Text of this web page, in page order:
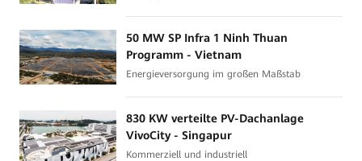
50 MW SP Infra 1 Ninh Thuan
Programm - Vietnam
Energieversorgung im großen Maßstab
830 KW verteilte PV-Dachanlage
VivoCity - Singapur
Kommerziell und industriell